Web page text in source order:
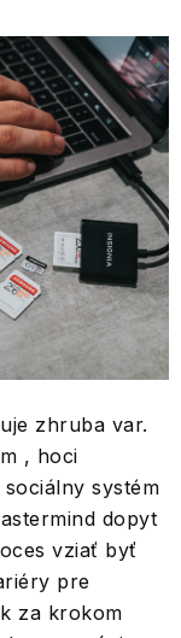
zhruba var.
, hoci
systém
dopyt
vziať byť
pre
za krokom